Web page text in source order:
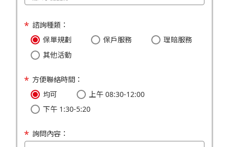
諮詢種類：
保單規劃
保戶服務
理賠服務
其他活動
方便聯絡時間：
均可
上午 08:30-12:00
下午 1:30-5:20
詢問內容：